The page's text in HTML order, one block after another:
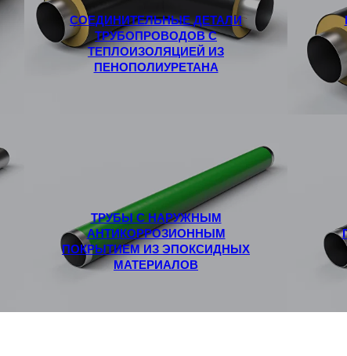
СОЕДИНИТЕЛЬНЫЕ ДЕТАЛИ
ТРУБОПРОВОДОВ С
ТЕПЛОИЗОЛЯЦИЕЙ ИЗ
ПЕНОПОЛИУРЕТАНА
ТРУБЫ С НАРУЖНЫМ
АНТИКОРРОЗИОННЫМ
ПОКРЫТИЕМ ИЗ ЭПОКСИДНЫХ
МАТЕРИАЛОВ